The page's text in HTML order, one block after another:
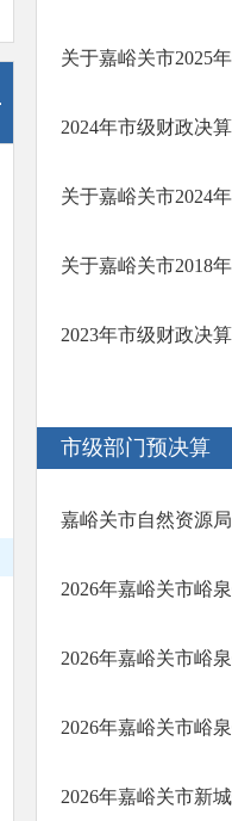
关于嘉峪关市2025
2024年市级财政决算
关于嘉峪关市2024
关于嘉峪关市2018
2023年市级财政决算
市级部门预决算
嘉峪关市自然资源
2026年嘉峪关市峪
2026年嘉峪关市峪
2026年嘉峪关市峪
2026年嘉峪关市新